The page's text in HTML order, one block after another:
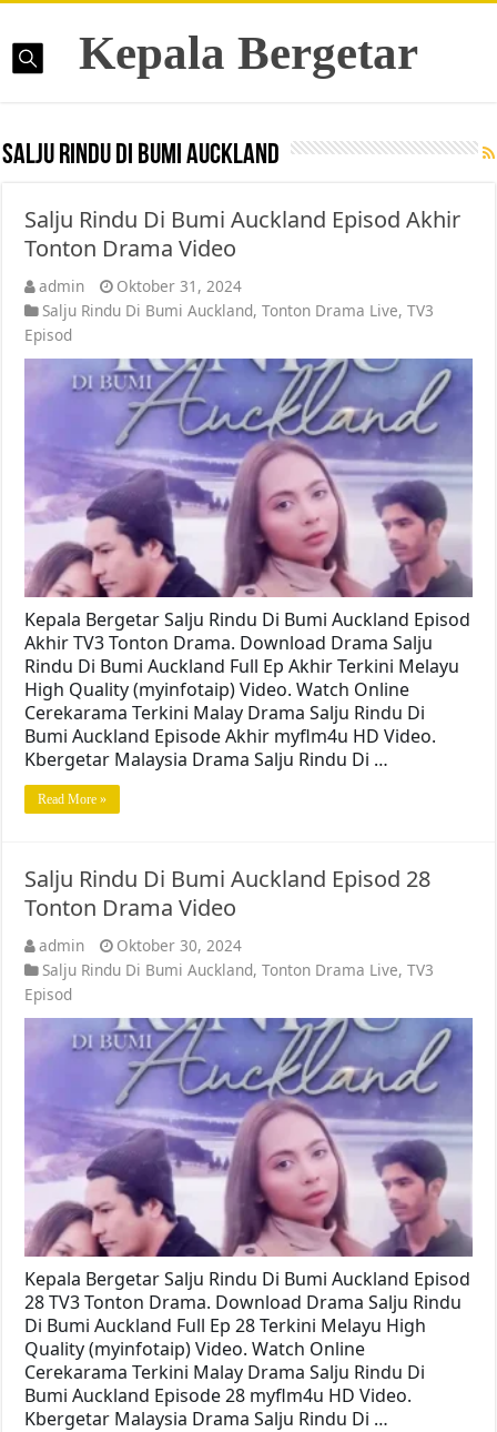
Kepala Bergetar
Salju Rindu Di Bumi Auckland
Salju Rindu Di Bumi Auckland Episod Akhir
Tonton Drama Video
admin
Oktober 31, 2024
Salju Rindu Di Bumi Auckland,Tonton Drama Live,TV3
Episod
Kepala Bergetar Salju Rindu Di Bumi Auckland Episod
Akhir TV3 Tonton Drama. Download Drama Salju
Rindu Di Bumi Auckland Full Ep Akhir Terkini Melayu
High Quality (myinfotaip) Video. Watch Online
Cerekarama Terkini Malay Drama Salju Rindu Di
Bumi Auckland Episode Akhir myflm4u HD Video.
Kbergetar Malaysia Drama Salju Rindu Di …
Read More »
Salju Rindu Di Bumi Auckland Episod 28
Tonton Drama Video
admin
Oktober 30, 2024
Salju Rindu Di Bumi Auckland,Tonton Drama Live,TV3
Episod
Kepala Bergetar Salju Rindu Di Bumi Auckland Episod
28 TV3 Tonton Drama. Download Drama Salju Rindu
Di Bumi Auckland Full Ep 28 Terkini Melayu High
Quality (myinfotaip) Video. Watch Online
Cerekarama Terkini Malay Drama Salju Rindu Di
Bumi Auckland Episode 28 myflm4u HD Video.
Kbergetar Malaysia Drama Salju Rindu Di …